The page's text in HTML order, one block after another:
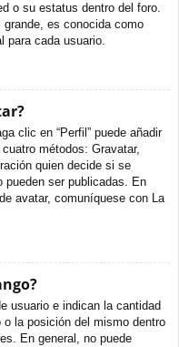
o su estatus dentro del foro.
grande, es conocida como
para cada usuario.
clic en “Perfil” puede añadir
métodos: Gravatar,
quien decide si se
pueden ser publicadas. En
avatar, comuníquese con La
usuario e indican la cantidad
la posición del mismo dentro
En general, no puede